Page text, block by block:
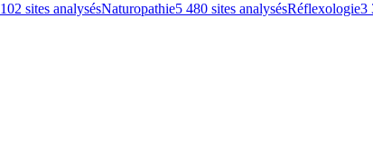
sites analysésNaturopathie5 480 sites analysésRéflexologie3